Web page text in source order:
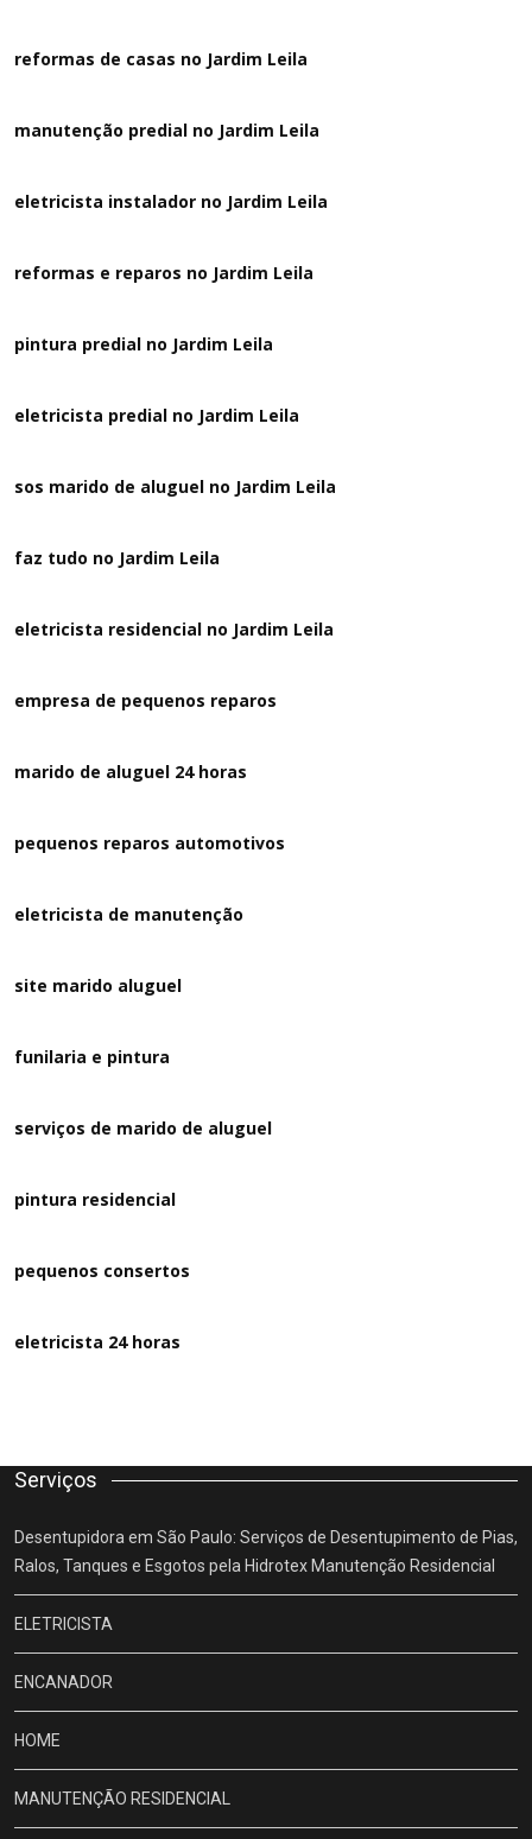
reformas de casas no Jardim Leila
manutenção predial no Jardim Leila
eletricista instalador no Jardim Leila
reformas e reparos no Jardim Leila
pintura predial no Jardim Leila
eletricista predial no Jardim Leila
sos marido de aluguel no Jardim Leila
faz tudo no Jardim Leila
eletricista residencial no Jardim Leila
empresa de pequenos reparos
marido de aluguel 24 horas
pequenos reparos automotivos
eletricista de manutenção
site marido aluguel
funilaria e pintura
serviços de marido de aluguel
pintura residencial
pequenos consertos
eletricista 24 horas
Serviços
Desentupidora em São Paulo: Serviços de Desentupimento de Pias,
Ralos, Tanques e Esgotos pela Hidrotex Manutenção Residencial
ELETRICISTA
ENCANADOR
HOME
MANUTENÇÃO RESIDENCIAL